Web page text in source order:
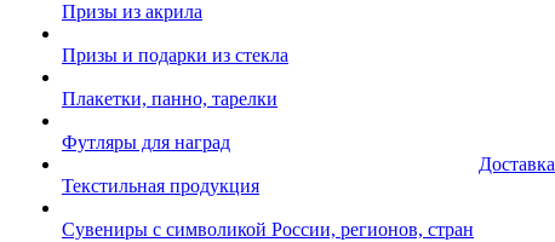
Призы из акрила
Призы и подарки из стекла
Плакетки, панно, тарелки
Футляры для наград
Текстильная продукция
Сувениры с символикой России, регионов, стран
Доставка